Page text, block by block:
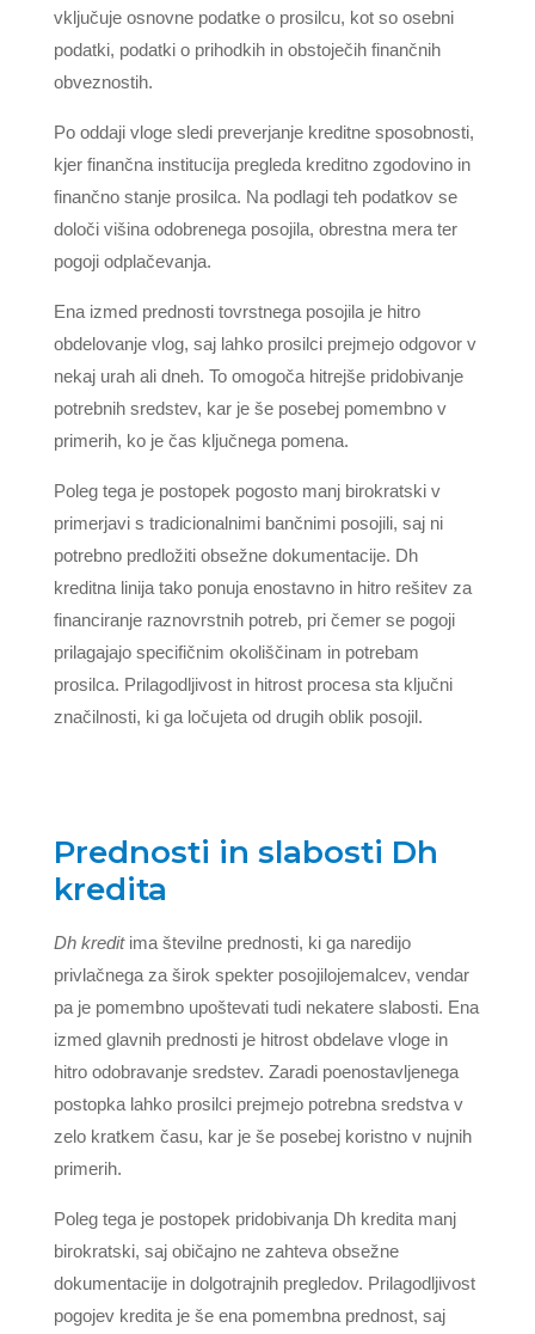
vključuje osnovne podatke o prosilcu, kot so osebni
podatki, podatki o prihodkih in obstoječih finančnih
obveznostih.
Po oddaji vloge sledi preverjanje kreditne sposobnosti,
kjer finančna institucija pregleda kreditno zgodovino in
finančno stanje prosilca. Na podlagi teh podatkov se
določi višina odobrenega posojila, obrestna mera ter
pogoji odplačevanja.
Ena izmed prednosti tovrstnega posojila je hitro
obdelovanje vlog, saj lahko prosilci prejmejo odgovor v
nekaj urah ali dneh. To omogoča hitrejše pridobivanje
potrebnih sredstev, kar je še posebej pomembno v
primerih, ko je čas ključnega pomena.
Poleg tega je postopek pogosto manj birokratski v
primerjavi s tradicionalnimi bančnimi posojili, saj ni
potrebno predložiti obsežne dokumentacije. Dh
kreditna linija tako ponuja enostavno in hitro rešitev za
financiranje raznovrstnih potreb, pri čemer se pogoji
prilagajajo specifičnim okoliščinam in potrebam
prosilca. Prilagodljivost in hitrost procesa sta ključni
značilnosti, ki ga ločujeta od drugih oblik posojil.
Prednosti in slabosti Dh
kredita
Dh kreditima številne prednosti, ki ga naredijo
privlačnega za širok spekter posojilojemalcev, vendar
pa je pomembno upoštevati tudi nekatere slabosti. Ena
izmed glavnih prednosti je hitrost obdelave vloge in
hitro odobravanje sredstev. Zaradi poenostavljenega
postopka lahko prosilci prejmejo potrebna sredstva v
zelo kratkem času, kar je še posebej koristno v nujnih
primerih.
Poleg tega je postopek pridobivanja Dh kredita manj
birokratski, saj običajno ne zahteva obsežne
dokumentacije in dolgotrajnih pregledov. Prilagodljivost
pogojev kredita je še ena pomembna prednost, saj